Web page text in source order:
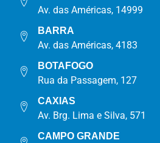
Av. das Américas, 14999
BARRA
Av. das Américas, 4183
BOTAFOGO
Rua da Passagem, 127
CAXIAS
Av. Brg. Lima e Silva, 571
CAMPO GRANDE